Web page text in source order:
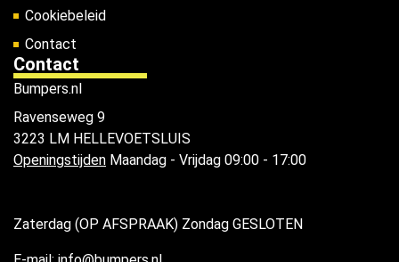
Cookiebeleid
Contact
Contact
Bumpers.nl
Ravenseweg 9
3223 LM HELLEVOETSLUIS
Openingstijden Maandag - Vrijdag 09:00 - 17:00
Zaterdag (OP AFSPRAAK) Zondag GESLOTEN